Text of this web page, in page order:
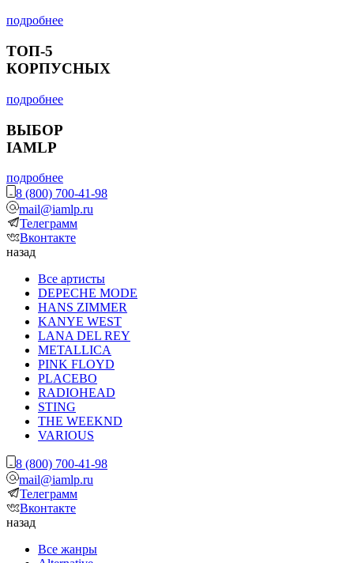
подробнее
ТОП-5
КОРПУСНЫХ
подробнее
ВЫБОР
IAMLP
подробнее
8 (800) 700-41-98
mail@iamlp.ru
Телеграмм
Вконтакте
назад
Все артисты
DEPECHE MODE
HANS ZIMMER
KANYE WEST
LANA DEL REY
METALLICA
PINK FLOYD
PLACEBO
RADIOHEAD
STING
THE WEEKND
VARIOUS
8 (800) 700-41-98
mail@iamlp.ru
Телеграмм
Вконтакте
назад
Все жанры